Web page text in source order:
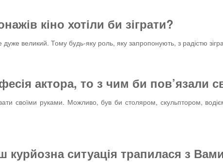
кіно хотіли би зіграти?
дуже великий. Тому будь-яку роль, яку запропонують, з радістю
актора, то з чим би пов’язали
своїми руками. Можливо, був би столяром, скульптором,
курйозна ситуація трапилася з